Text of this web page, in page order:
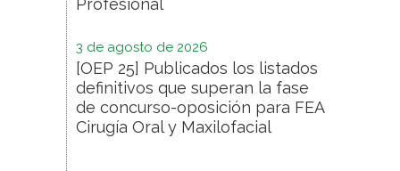
3 de agosto de 2026
[OEP 25] Publicados los listados
definitivos que superan la fase
de concurso-oposición para FEA
Cirugía Oral y Maxilofacial